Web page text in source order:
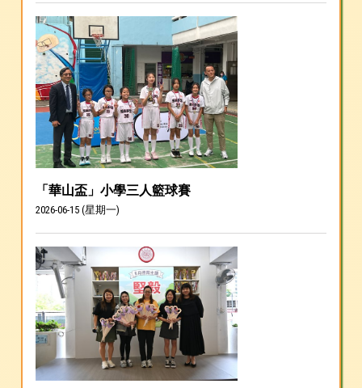
「華山盃」小學三人籃球賽
2026-06-15 (星期一)